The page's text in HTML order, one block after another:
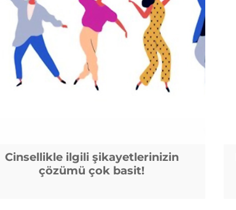
Cinsellikle ilgili şikayetlerinizin
çözümü çok basit!